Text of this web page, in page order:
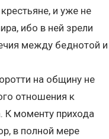
и уже не
ибо в ней зрели
между беднотой и
на общину не
отношения к
К моменту прихода
в полной мере